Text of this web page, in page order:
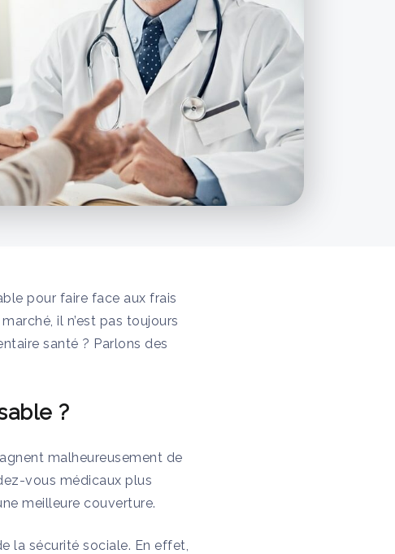
pour faire face aux frais
il n’est pas toujours
santé ? Parlons des
?
malheureusement de
vous médicaux plus
meilleure couverture.
la sécurité sociale. En effet,